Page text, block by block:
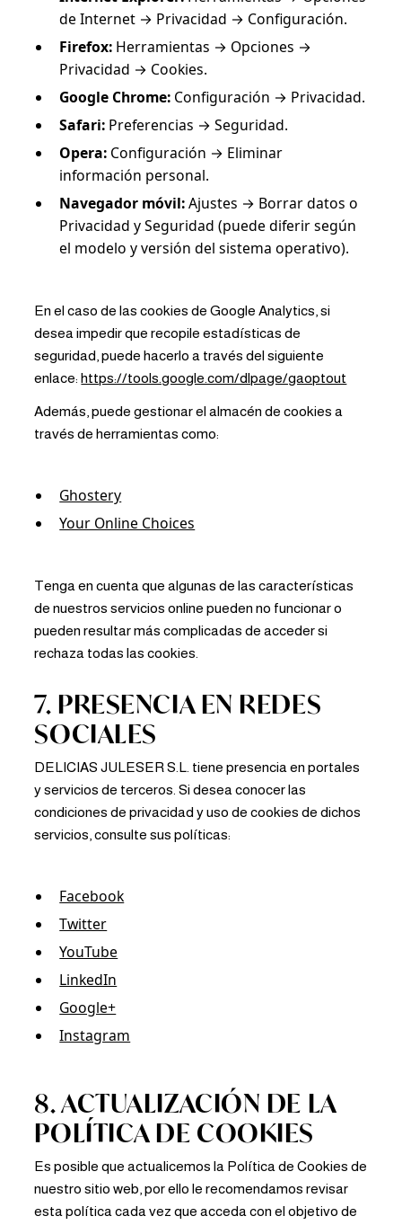
de Internet → Privacidad → Configuración.
Firefox: Herramientas → Opciones →
Privacidad → Cookies.
Google Chrome: Configuración → Privacidad.
Safari: Preferencias → Seguridad.
Opera: Configuración → Eliminar
información personal.
Navegador móvil:Ajustes → Borrar datos o
Privacidad y Seguridad (puede diferir según
el modelo y versión del sistema operativo).
En el caso de las cookies de Google Analytics, si
desea impedir que recopile estadísticas de
seguridad, puede hacerlo a través del siguiente
enlace:https://tools.google.com/dlpage/gaoptout
Además, puede gestionar el almacén de cookies a
través de herramientas como:
Ghostery
Your Online Choices
Tenga en cuenta que algunas de las características
de nuestros servicios online pueden no funcionar o
pueden resultar más complicadas de acceder si
rechaza todas las cookies.
7. PRESENCIA EN REDES
SOCIALES
DELICIAS JULESER S.L. tiene presencia en portales
y servicios de terceros. Si desea conocer las
condiciones de privacidad y uso de cookies de dichos
servicios, consulte sus políticas:
Facebook
Twitter
YouTube
LinkedIn
Google+
Instagram
8. ACTUALIZACIÓN DE LA
POLÍTICA DE COOKIES
Es posible que actualicemos la Política de Cookies de
nuestro sitio web, por ello le recomendamos revisar
esta política cada vez que acceda con el objetivo de